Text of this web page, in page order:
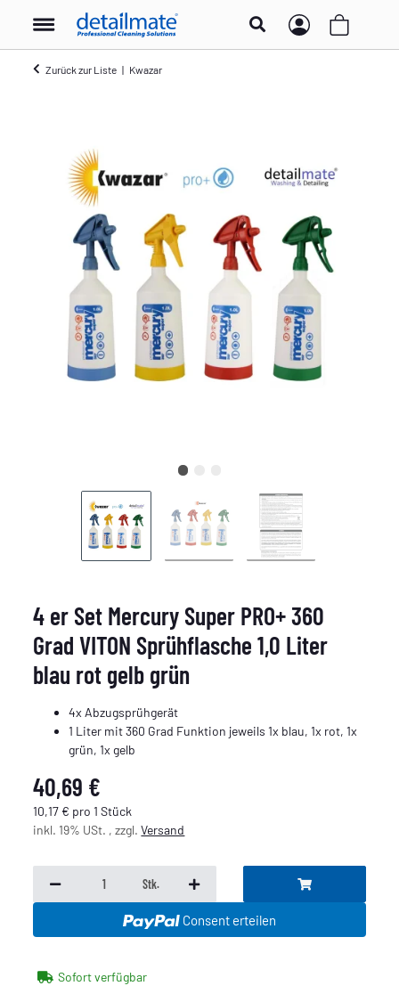
Zurück zur Liste Kwazar
4 er Set Mercury Super PRO+ 360
Grad VITON Sprühflasche 1,0 Liter
blau rot gelb grün
4x Abzugsprühgerät
1 Liter mit 360 Grad Funktion jeweils 1x blau, 1x rot, 1x
grün, 1x gelb
40,69 €
10,17 € pro 1 Stück
inkl. 19% USt. , zzgl.Versand
Stk.
Consent erteilen
Sofort verfügbar